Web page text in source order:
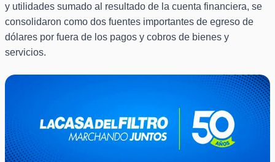
y utilidades sumado al resultado de la cuenta financiera, se
consolidaron como dos fuentes importantes de egreso de
dólares por fuera de los pagos y cobros de bienes y
servicios.